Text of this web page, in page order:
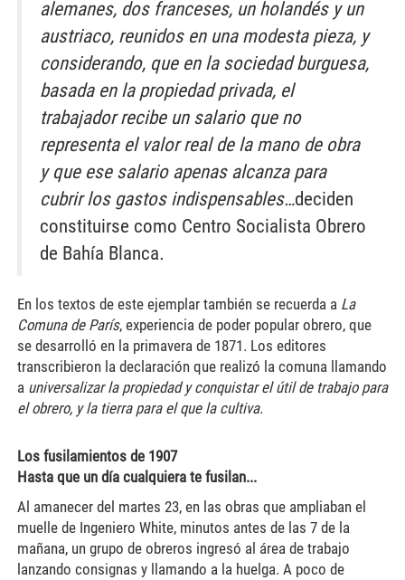
alemanes, dos franceses, un holandés y un
austriaco, reunidos en una modesta pieza, y
considerando, que en la sociedad burguesa,
basada en la propiedad privada, el
trabajador recibe un salario que no
representa el valor real de la mano de obra
y que ese salario apenas alcanza para
cubrir los gastos indispensables…deciden
constituirse como Centro Socialista Obrero
de Bahía Blanca.
En los textos de este ejemplar también se recuerda a La
Comuna de París, experiencia de poder popular obrero, que
se desarrolló en la primavera de 1871. Los editores
transcribieron la declaración que realizó la comuna llamando
a universalizar la propiedad y conquistar el útil de trabajo para
el obrero, y la tierra para el que la cultiva.
Los fusilamientos de 1907
Hasta que un día cualquiera te fusilan...
Al amanecer del martes 23, en las obras que ampliaban el
muelle de Ingeniero White, minutos antes de las 7 de la
mañana, un grupo de obreros ingresó al área de trabajo
lanzando consignas y llamando a la huelga. A poco de